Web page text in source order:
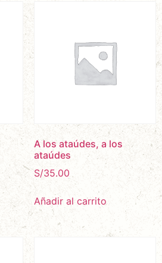
A los ataúdes, a los
ataúdes
S/35.00
Añadir al carrito